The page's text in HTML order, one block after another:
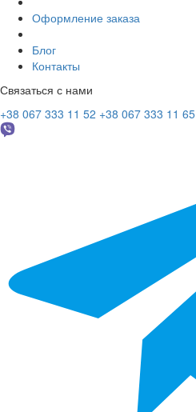
Оформление заказа
Блог
Контакты
Связаться с нами
+38 067 333 11 52 +38 067 333 11 65